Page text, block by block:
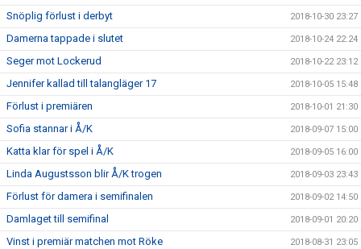
Snöplig förlust i derbyt 2018-10-30 23:27
Damerna tappade i slutet 2018-10-24 22:24
Seger mot Lockerud 2018-10-22 23:12
Jennifer kallad till talangläger 17 2018-10-05 15:48
Förlust i premiären 2018-10-01 21:30
Sofia stannar i Å/K 2018-09-07 15:00
Katta klar för spel i Å/K 2018-09-05 16:00
Linda Augustsson blir Å/K trogen 2018-09-03 23:43
Förlust för damera i semifinalen 2018-09-02 14:50
Damlaget till semifinal 2018-09-01 20:20
Vinst i premiär matchen mot Röke 2018-08-31 23:05